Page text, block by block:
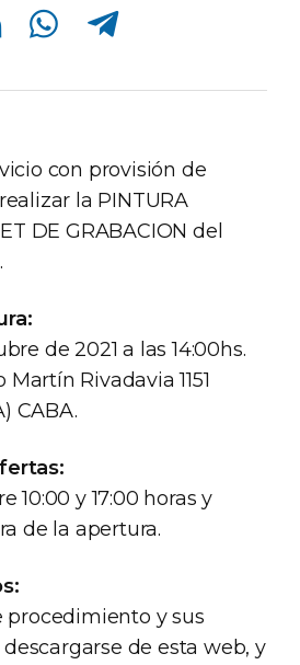
Compartir en Whatsapp Compartir en Telegram
con provisión de
la PINTURA
DE GRABACION del
de 2021 a las 14:00hs.
Rivadavia 1151
CABA.
10:00 y 17:00 horas y
de la apertura.
procedimiento y sus
de esta web, y